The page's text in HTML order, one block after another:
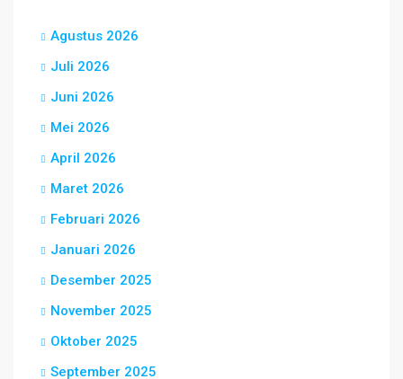
Agustus 2026
Juli 2026
Juni 2026
Mei 2026
April 2026
Maret 2026
Februari 2026
Januari 2026
Desember 2025
November 2025
Oktober 2025
September 2025